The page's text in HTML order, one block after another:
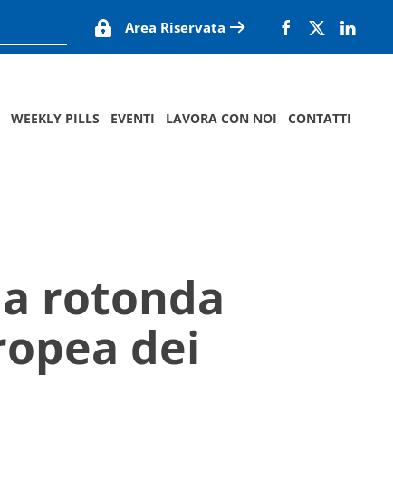
Area Riservata
WEEKLY PILLS EVENTI LAVORA CON NOI CONTATTI
rotonda
dei